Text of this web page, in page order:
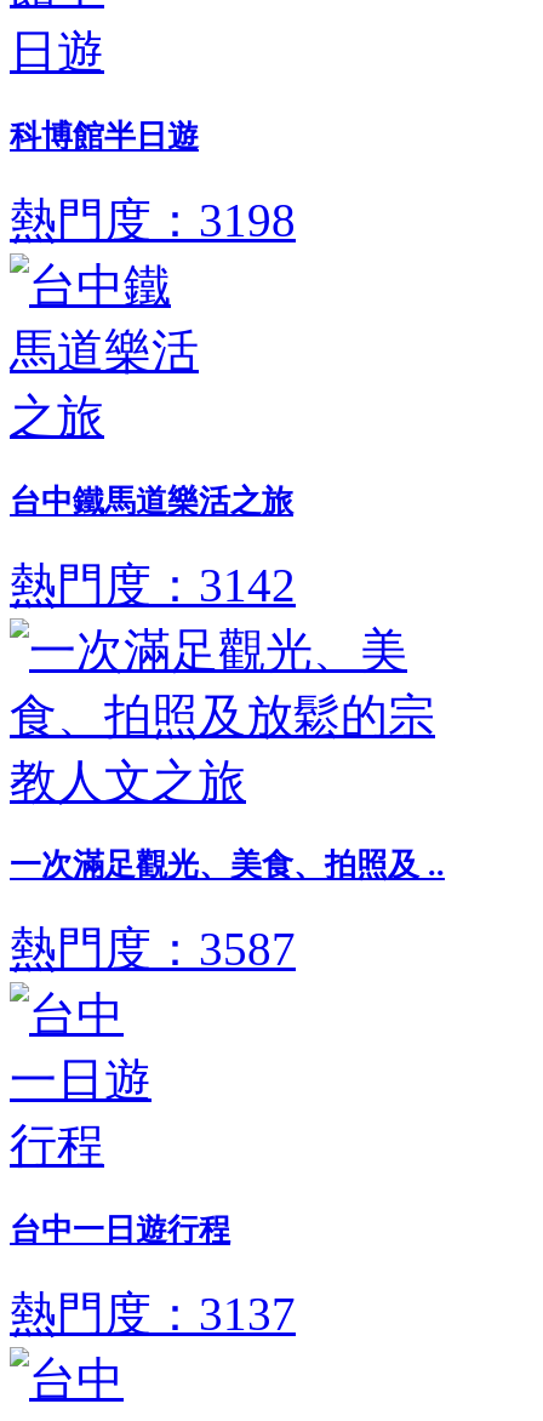
科博館半日遊
熱門度：3198
台中鐵馬道樂活之旅
熱門度：3142
一次滿足觀光、美食、拍照及 ..
熱門度：3587
台中一日遊行程
熱門度：3137